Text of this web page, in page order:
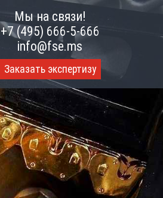
Мы на связи!
+7 (495) 666-5-666
info@fse.ms
Заказать экспертизу